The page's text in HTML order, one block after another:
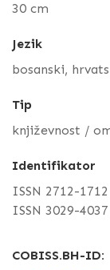
30 cm
Jezik
bosanski,
Tip
književnost /
Identifikator
ISSN 2712-
ISSN 3029-
COBISS.BH-ID: